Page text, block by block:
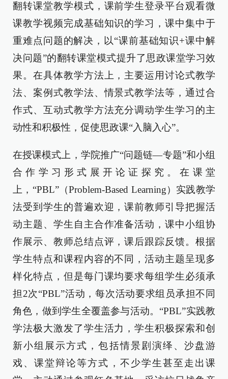
翻转课堂教学模式，课前学生登录平台观看微
课教学视频完成基础知识的学习，课中集中于
重难点问题的解决，以“课前基础知识+课中解
决问题”的翻转课堂模式提升了思政课堂学习效
果。在具体教学方法上，主要运用讨论式教学
法、案例式教学法、情景式教学法等，通过合
作式、互动式教学方法充分调动学生学习的主
动性和积极性，促使思政课“入脑入心”。
在授课模式上，学院推广“问题链—专题”和小组
合作学习形式展开论证探究。在课堂
上，“PBL”（Problem-Based Learning）实践教学
法受到学生的普遍欢迎，课前教师引导把握活
动主题、学生自主合作准备活动，课中小组协
作展示、教师总结点评，课后跟踪反馈。根据
学生特点和课程内容的不同，活动主题呈现多
样化特点，但是每门课均要求每组学生必须承
担2次“PBL”活动，每次活动要求组员承担不同
角色，做到学生全覆盖参与活动。“PBL”实践教
学法极大激发了学生活力，学生积极探索和创
新小组展示方式，包括情景剧演绎、沙盘游
戏、课堂辩论等方式，不少学生甚至走出课